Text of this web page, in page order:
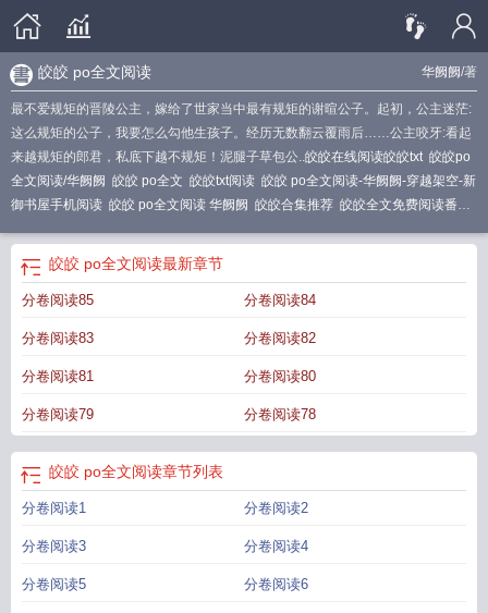
华阙阙/著
皎皎 po全文阅读
最不爱规矩的晋陵公主，嫁给了世家当中最有规矩的谢暄公子。起初，公主迷茫:
这么规矩的公子，我要怎么勾他生孩子。经历无数翻云覆雨后……公主咬牙:看起
来越规矩的郎君，私底下越不规矩！泥腿子草包公..皎皎在线阅读皎皎txt 皎皎po
全文阅读/华阙阙 皎皎 po全文 皎皎txt阅读 皎皎 po全文阅读-华阙阙-穿越架空-新
御书屋手机阅读 皎皎 po全文阅读 华阙阙 皎皎合集推荐 皎皎全文免费阅读番
皎皎 po全文阅读最新章节
分卷阅读85 分卷阅读84
分卷阅读83 分卷阅读82
分卷阅读81 分卷阅读80
分卷阅读79 分卷阅读78
皎皎 po全文阅读章节列表
分卷阅读1 分卷阅读2
分卷阅读3 分卷阅读4
分卷阅读5 分卷阅读6